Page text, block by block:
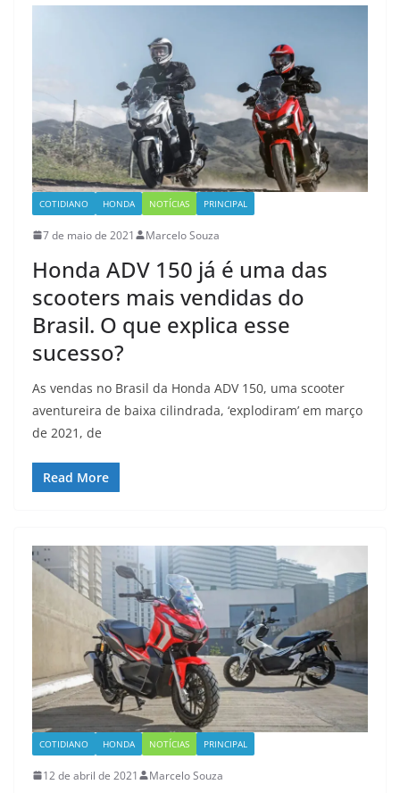
COTIDIANO HONDA NOTÍCIAS PRINCIPAL
7 de maio de 2021 Marcelo Souza
Honda ADV 150 já é uma das
scooters mais vendidas do
Brasil. O que explica esse
sucesso?
As vendas no Brasil da Honda ADV 150, uma scooter
aventureira de baixa cilindrada, ‘explodiram’ em março
de 2021, de
Read More
COTIDIANO HONDA NOTÍCIAS PRINCIPAL
12 de abril de 2021 Marcelo Souza